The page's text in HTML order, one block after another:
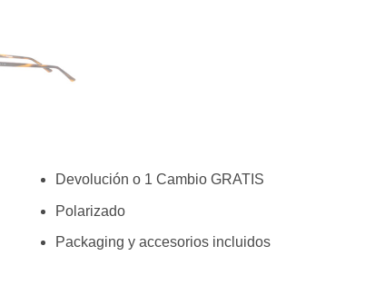
Devolución o 1 Cambio GRATIS
Polarizado
Packaging y accesorios incluidos